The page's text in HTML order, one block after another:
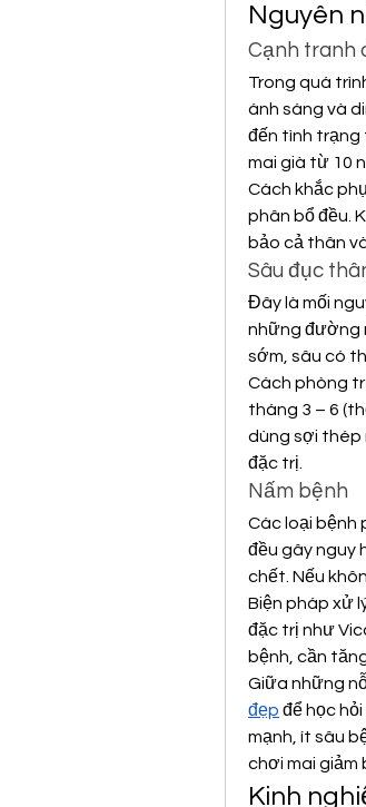
Nguyên
Cạnh tranh
Trong quá
ánh sáng và
đến tình
mai già từ 10
Cách khắc
phân bổ đều.
bảo cả thân
Sâu đục
Đây là mối
những đường
sớm, sâu có
Cách phòng
tháng 3 – 6
dùng sợi thép
đặc trị.
Nấm bệnh
Các loại bệnh
đều gây nguy
chết. Nếu
Biện pháp xử
đặc trị như
bệnh, cần
Giữa những
đẹp để học
mạnh, ít sâu
chơi mai giảm
Kinh